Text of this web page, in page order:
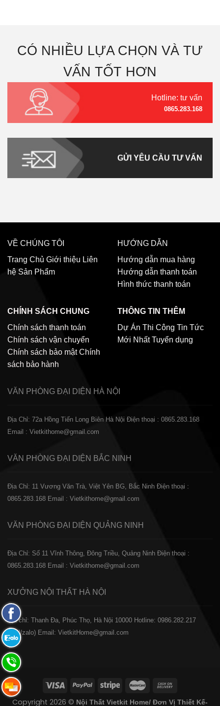
CÓ NHIỀU LỰA CHỌN VÀ TƯ
VẤN TỐT HƠN
Hotline: tư vấn
0865.283.168
GỬI YÊU CẦU TƯ VẤN
VỀ CHÚNG TÔI
Trang Chủ Giới thiệu Liên
hệ Sản Phẩm
HƯỚNG DẪN
Hướng dẫn mua hàng
Hướng dẫn thanh toán
Hình thức thanh toán
CHÍNH SÁCH CHUNG
Chính sách thanh toán
Chính sách vận chuyển
Chính sách bảo mật Chính
sách bảo hành
THÔNG TIN THÊM
Dự Án Thi Công Tin Tức
Mới Nhất Tuyển dụng
VĂN PHÒNG ĐẠI DIỆN HÀ NỘI
Địa Chỉ: 72a Hồng Tiến Long Biên Hà Nội Điện thoại : 0865.283.168
Email : Vietkithome@gmail.com
VĂN PHÒNG ĐẠI DIỆN BẮC NINH
Địa Chỉ: 11 Vương Văn Trà, Việt Yên BG, Bắc Ninh Điện thoại :
0865.283.168 Email : Vietkithome@gmail.com
VĂN PHÒNG ĐẠI DIỆN QUẢNG NINH
Địa Chỉ: Số 11 Vĩnh Thông, Đông Triều, Quảng Ninh Điện thoại :
0865.283.168 Email : Vietkithome@gmail.com
XƯỞNG NỘI THẤT HÀ NỘI
️Địa chỉ: Thanh Đa, Phúc Thọ, Hà Nội 10000 Hotline: 0986.282.217
(Call/zalo) Email: VietkitHome@gmail.com
Copyright 2026 © Nội Thất Vietkit Home/ Đơn Vị Thiết Kế-
Fanpage
Facebook
Zalo:
0865.283.168
Hotline:
0865.283.168
Hotline: